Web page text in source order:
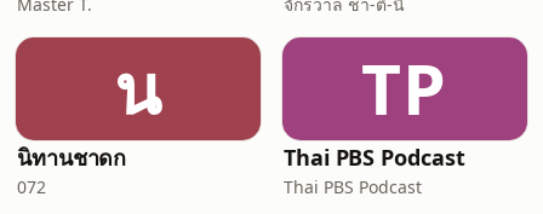
น
นิทานชาดก
072
TP
Thai PBS Podcast
Thai PBS Podcast